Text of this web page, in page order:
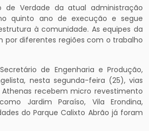
de Verdade da atual administração
quinto ano de execução e segue
à comunidade. As equipes da
por diferentes regiões com o trabalho
de Engenharia e Produção,
nesta segunda-feira (25), vias
Athenas recebem micro revestimento
Jardim Paraíso, Vila Erondina,
do Parque Calixto Abrão já foram